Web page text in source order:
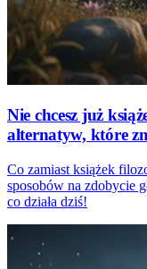
Nie chcesz już
alternatyw, które
Co zamiast książek
sposobów na zdobycie
co działa dziś!